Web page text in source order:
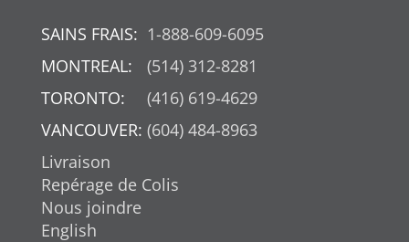
SAINS FRAIS: 1-888-609-6095
MONTREAL:
(514) 312-8281
TORONTO:
(416) 619-4629
VANCOUVER: (604) 484-8963
Livraison
Repérage de Colis
Nous joindre
English